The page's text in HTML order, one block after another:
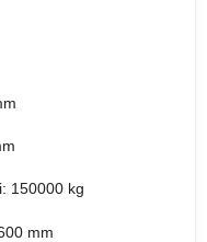
150000 kg
mm